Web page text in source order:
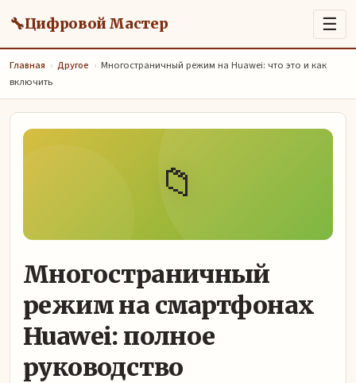
🔧Цифровой Мастер ☰
Главная › Другое › Многостраничный режим на Huawei: что это и как
включить
📁
Многостраничный
режим на смартфонах
Huawei: полное
руководство